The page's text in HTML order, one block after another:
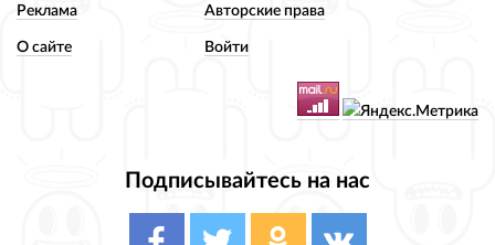
Реклама Авторские права
О сайте Войти
Подписывайтесь на нас